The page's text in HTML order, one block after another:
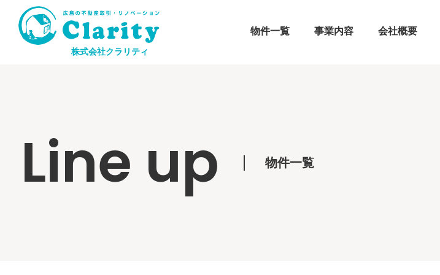
株式会社クラリティ
物件一覧 事業内容 会社概要
Line up 物件一覧